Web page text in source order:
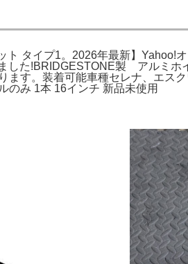
タイプ1。2026年最新】Yahoo!
ました!BRIDGESTONE製 アル
す。装着可能車種セレナ、エス
のみ 1本 16インチ 新品未使用